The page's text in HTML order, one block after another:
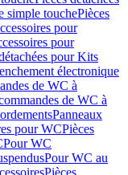
simple touchePièces
pour
pour
pour Kits
électronique
de WC à
de WC à
Panneaux
pour WCPièces
Pour WC
Pour WC au
Pièces